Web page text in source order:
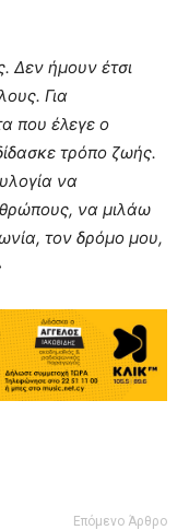
Δεν ήμουν έτσι
Για
που έλεγε ο
τρόπο ζωής.
να
να μιλάω
τον δρόμο μου,
Επόμενο Άρθρο